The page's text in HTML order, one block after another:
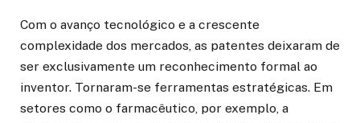
Com o avanço tecnológico e a crescente
complexidade dos mercados, as patentes deixaram de
ser exclusivamente um reconhecimento formal ao
inventor. Tornaram-se ferramentas estratégicas. Em
setores como o farmacêutico, por exemplo, a